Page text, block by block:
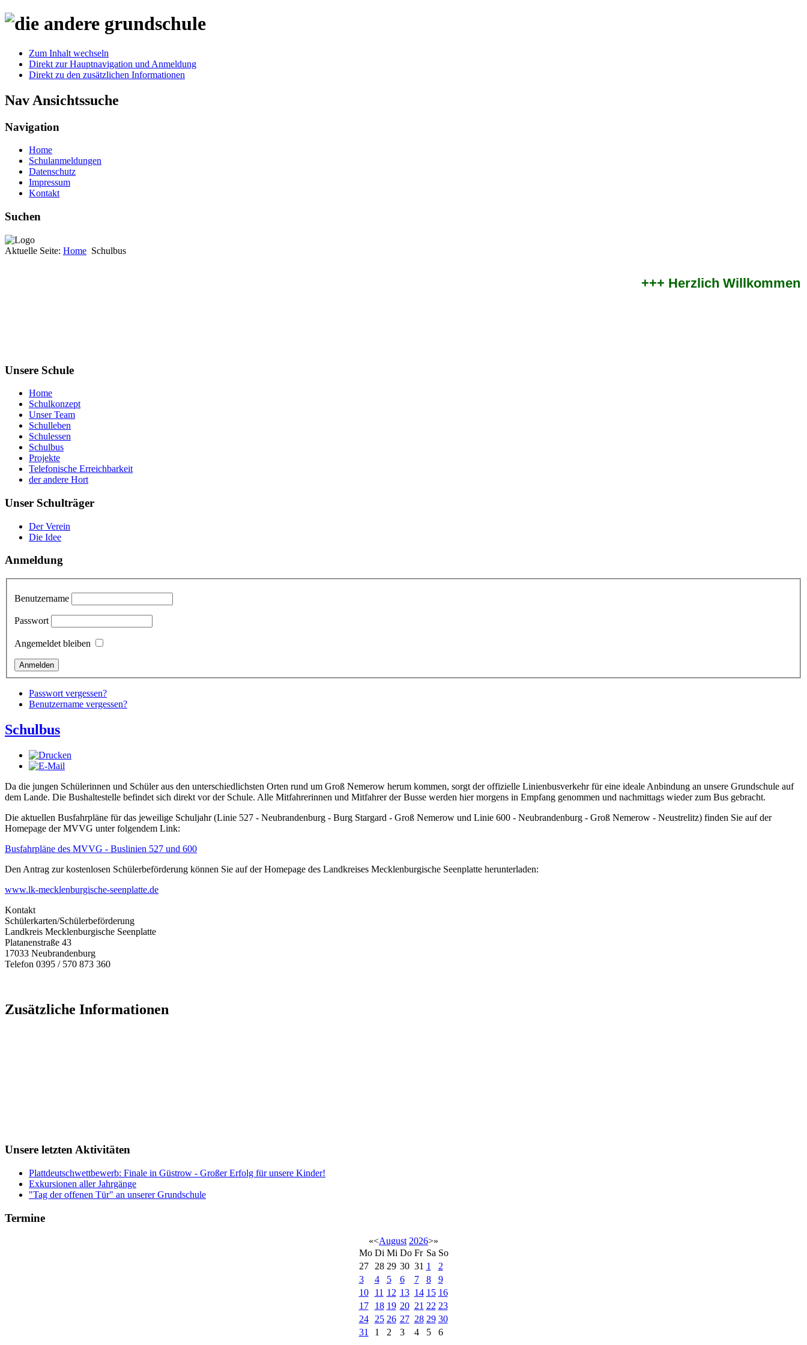
Zum Inhalt wechseln
Direkt zur Hauptnavigation und Anmeldung
Direkt zu den zusätzlichen Informationen
Nav Ansichtssuche
Navigation
Home
Schulanmeldungen
Datenschutz
Impressum
Kontakt
Suchen
Aktuelle Seite: Home Schulbus
+++ Herzlich Willkommen
Unsere Schule
Home
Schulkonzept
Unser Team
Schulleben
Schulessen
Schulbus
Projekte
Telefonische Erreichbarkeit
der andere Hort
Unser Schulträger
Der Verein
Die Idee
Anmeldung
Benutzername
Passwort
Angemeldet bleiben
Passwort vergessen?
Benutzername vergessen?
Schulbus
Da die jungen Schülerinnen und Schüler aus den unterschiedlichsten Orten rund um Groß Nemerow herum kommen, sorgt der offizielle Linienbusverkehr für eine ideale Anbindung an unsere Grundschule auf
dem Lande. Die Bushaltestelle befindet sich direkt vor der Schule. Alle Mitfahrerinnen und Mitfahrer der Busse werden hier morgens in Empfang genommen und nachmittags wieder zum Bus gebracht.
Die aktuellen Busfahrpläne für das jeweilige Schuljahr (Linie 527 - Neubrandenburg - Burg Stargard - Groß Nemerow und Linie 600 - Neubrandenburg - Groß Nemerow - Neustrelitz) finden Sie auf der
Homepage der MVVG unter folgendem Link:
Busfahrpläne des MVVG - Buslinien 527 und 600
Den Antrag zur kostenlosen Schülerbeförderung können Sie auf der Homepage des Landkreises Mecklenburgische Seenplatte herunterladen:
www.lk-mecklenburgische-seenplatte.de
Kontakt
Schülerkarten/Schülerbeförderung
Landkreis Mecklenburgische Seenplatte
Platanenstraße 43
17033 Neubrandenburg
Telefon 0395 / 570 873 360
Zusätzliche Informationen
Unsere letzten Aktivitäten
Plattdeutschwettbewerb: Finale in Güstrow - Großer Erfolg für unsere Kinder!
Exkursionen aller Jahrgänge
"Tag der offenen Tür" an unserer Grundschule
Termine
«<August 2026>»
Mo Di Mi Do Fr Sa So
27
28 29 30 31 1
2
3
4 5 6 7 8
9
10
11 12 13 14 15 16
17
18 19 20 21 22 23
24
25 26 27 28 29 30
31
1 2 3 4 5 6